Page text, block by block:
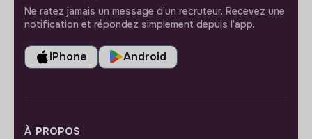
Ne ratez jamais un message d’un recruteur. Recevez une
notification et répondez simplement depuis l’app.
iPhone Android
À PROPOS